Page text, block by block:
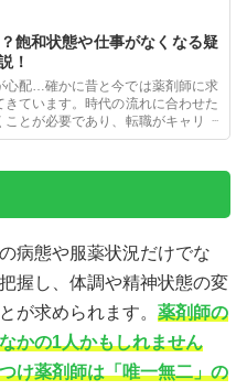
飽和状態や仕事がなくなる疑
！
心配…確かに昔と今では薬剤師に求
ています。時代の流れに合わせた
とが必要であり、転職がキャリア
一緒に薬剤師の将来について考え
病態や服薬状況だけでな
握し、体調や精神状態の変
が求められます。 薬剤師の
かの1人かもしれません
け薬剤師は「唯一無二」の